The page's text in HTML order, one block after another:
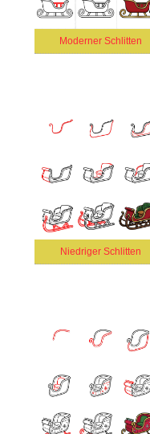
Moderner Schlitten
Niedriger Schlitten